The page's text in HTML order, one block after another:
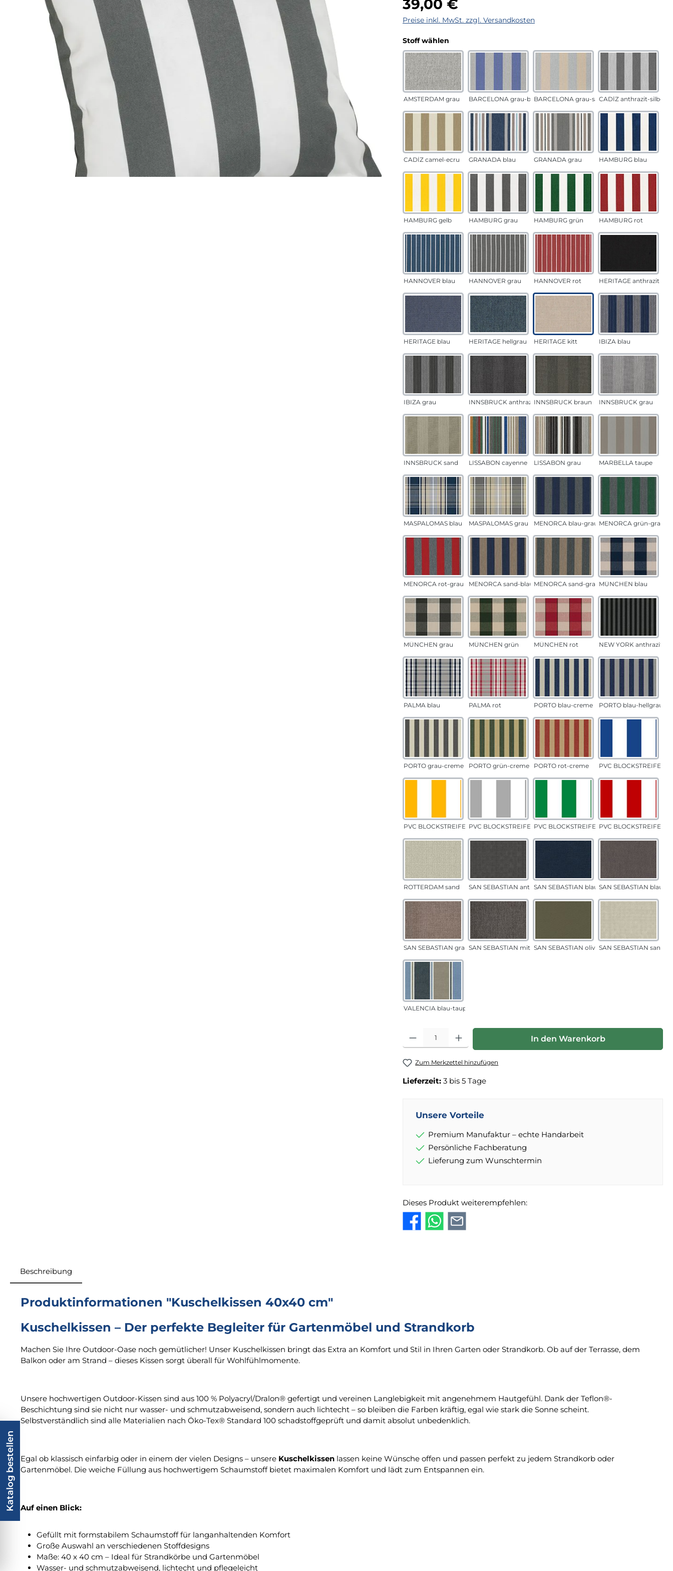
39,00 €
Preise inkl. MwSt. zzgl. Versandkosten
Stoff wählen
AMSTERDAM grau BARCELONA grau-blauBARCELONA grau-sandCADÍZ anthrazit-silber
CADÍZ camel-ecru GRANADA blau GRANADA grau HAMBURG blau
HAMBURG gelb HAMBURG grau HAMBURG grün HAMBURG rot
HANNOVER blau HANNOVER grau HANNOVER rot HERITAGE anthrazit
HERITAGE blau HERITAGE hellgrau HERITAGE kitt IBIZA blau
IBIZA grau INNSBRUCK anthrazitINNSBRUCK braun INNSBRUCK grau
INNSBRUCK sand LISSABON cayenne LISSABON grau MARBELLA taupe
MASPALOMAS blau MASPALOMAS grau MENORCA blau-grau MENORCA grün-grau
MENORCA rot-grau MENORCA sand-blau MENORCA sand-grau MÜNCHEN blau
MÜNCHEN grau MÜNCHEN grün MÜNCHEN rot NEW YORK anthrazit
PALMA blau PALMA rot PORTO blau-creme PORTO blau-hellgrau
PORTO grau-creme PORTO grün-creme PORTO rot-creme PVC BLOCKSTREIFEN
PVC BLOCKSTREIFEN gelbPVC BLOCKSTREIFEN grauPVC BLOCKSTREIFEN grünPVC BLOCKSTREIFEN
ROTTERDAM sand SAN SEBASTIAN anthrazitSAN SEBASTIAN blau SAN SEBASTIAN blau-
SAN SEBASTIAN grau-sandSAN SEBASTIAN mittelgrauSAN SEBASTIAN oliv SAN SEBASTIAN sand
VALENCIA blau-taupe
Produkt Anzahl: Gib den gewünschten Wert ein oder benutze die
In den Warenkorb
Zum Merkzettel hinzufügen
Lieferzeit: 3 bis 5 Tage
Unsere Vorteile
Premium Manufaktur – echte Handarbeit
Persönliche Fachberatung
Lieferung zum Wunschtermin
Dieses Produkt weiterempfehlen:
Beschreibung
Produktinformationen "Kuschelkissen 40x40 cm"
Kuschelkissen – Der perfekte Begleiter für Gartenmöbel und Strandkorb
Machen Sie Ihre Outdoor-Oase noch gemütlicher! Unser Kuschelkissen bringt das Extra an Komfort und Stil in Ihren Garten oder Strandkorb. Ob auf der Terrasse, dem
Balkon oder am Strand – dieses Kissen sorgt überall für Wohlfühlmomente.
Unsere hochwertigen Outdoor-Kissen sind aus 100 % Polyacryl/Dralon® gefertigt und vereinen Langlebigkeit mit angenehmem Hautgefühl. Dank der Teflon®-
Beschichtung sind sie nicht nur wasser- und schmutzabweisend, sondern auch lichtecht – so bleiben die Farben kräftig, egal wie stark die Sonne scheint.
Selbstverständlich sind alle Materialien nach Öko-Tex® Standard 100 schadstoffgeprüft und damit absolut unbedenklich.
Egal ob klassisch einfarbig oder in einem der vielen Designs – unsere Kuschelkissen lassen keine Wünsche offen und passen perfekt zu jedem Strandkorb oder
Gartenmöbel. Die weiche Füllung aus hochwertigem Schaumstoff bietet maximalen Komfort und lädt zum Entspannen ein.
Auf einen Blick:
Gefüllt mit formstabilem Schaumstoff für langanhaltenden Komfort
Große Auswahl an verschiedenen Stoffdesigns
Maße: 40 x 40 cm – Ideal für Strandkörbe und Gartenmöbel
Wasser- und schmutzabweisend, lichtecht und pflegeleicht
Katalog bestellen